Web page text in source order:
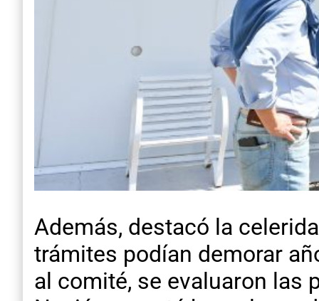
Además, destacó la
trámites podían demorar
al comité, se evaluaron las